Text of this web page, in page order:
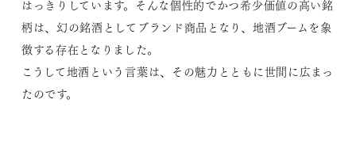
はっきりしています。そんな個性的でかつ希少価値の高い銘
柄は、幻の銘酒としてブランド商品となり、地酒ブームを象
徴する存在となりました。
こうして地酒という言葉は、その魅力とともに世間に広まっ
たのです。